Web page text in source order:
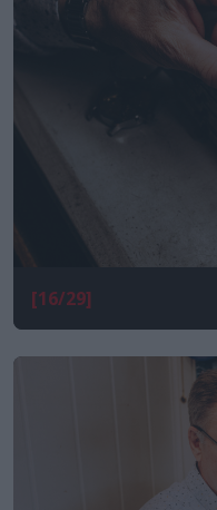
[16/29]